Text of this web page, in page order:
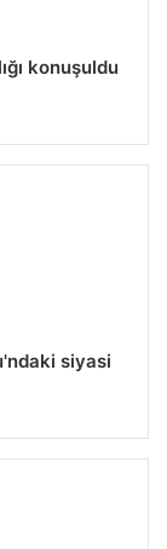
konuşuldu
siyasi